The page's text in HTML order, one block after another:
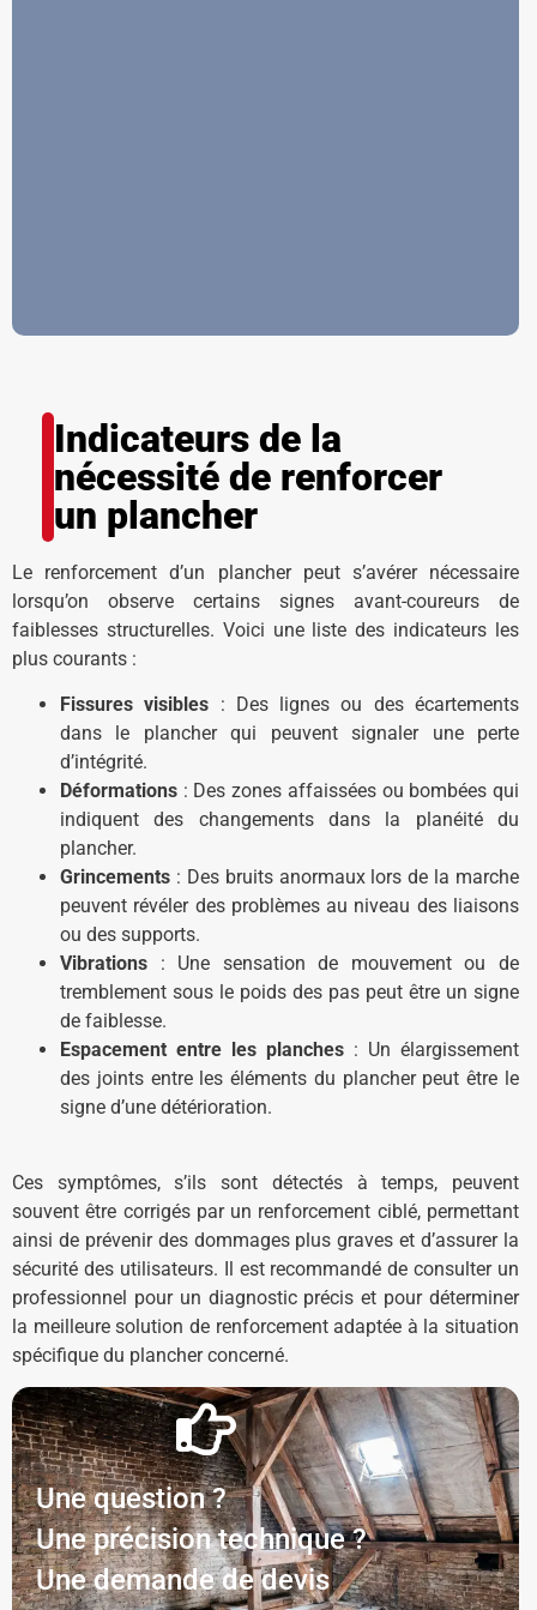
Indicateurs de la
nécessité de renforcer
un plancher
Le renforcement d’un plancher peut s’avérer nécessaire
lorsqu’on observe certains signes avant-coureurs de
faiblesses structurelles. Voici une liste des indicateurs les
plus courants :
Fissures visibles : Des lignes ou des écartements
dans le plancher qui peuvent signaler une perte
d’intégrité.
Déformations : Des zones affaissées ou bombées qui
indiquent des changements dans la planéité du
plancher.
Grincements : Des bruits anormaux lors de la marche
peuvent révéler des problèmes au niveau des liaisons
ou des supports.
Vibrations : Une sensation de mouvement ou de
tremblement sous le poids des pas peut être un signe
de faiblesse.
Espacement entre les planches : Un élargissement
des joints entre les éléments du plancher peut être le
signe d’une détérioration.
Ces symptômes, s’ils sont détectés à temps, peuvent
souvent être corrigés par un renforcement ciblé, permettant
ainsi de prévenir des dommages plus graves et d’assurer la
sécurité des utilisateurs. Il est recommandé de consulter un
professionnel pour un diagnostic précis et pour déterminer
la meilleure solution de renforcement adaptée à la situation
spécifique du plancher concerné.
Une question ?
Une précision technique ?
Une demande de devis